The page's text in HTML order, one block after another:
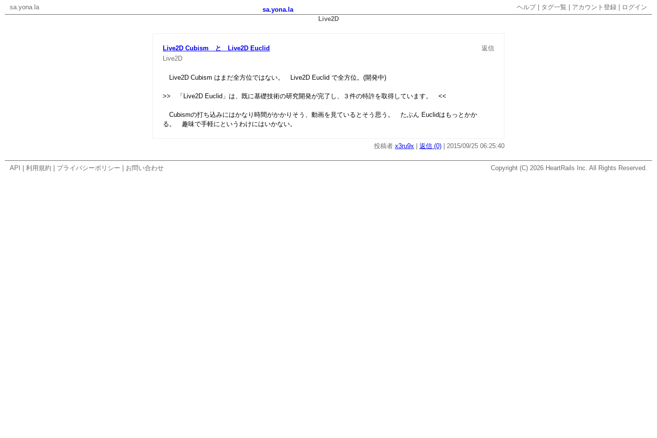
sa.yona.la ヘルプ| タグ一覧 アカウント登録 ログイン
sa.yona.la
Live2D
Live2D Cubism と Live2D Euclid
返信
Live2D
Live2D Cubism はまだ全方位ではない。 Live2D Euclid で全方位。(開発中)
>> 「Live2D Euclid」は、既に基礎技術の研究開発が完了し、３件の特許を取得しています。 <<
Cubismの打ち込みにはかなり時間がかかりそう、動画を見ているとそう思う。 たぶん Euclidはもっとかか
る。 趣味で手軽にというわけにはいかない。
投稿者 x3ru9x 返信 (0) | 2015/09/25 06:25:40
API 利用規約 プライバシーポリシー お問い合わせ Copyright (C) 2026 HeartRails Inc. All Rights Reserved.